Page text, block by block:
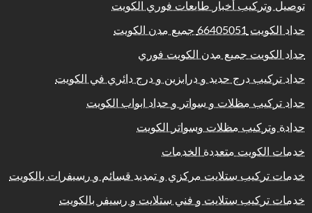
توصيل وتركيب أخبار طابعات فوري الكويت
حداد الكويت 66405051 جميع مدن الكويت
حداد الكويت جميع مدن الكويت فوري
حداد تركيب درج حديد و درابزين و درج دائري في الكويت
حداد تركيب مظلات و سواتر و حداد ابواب الكويت
حدادة وتركيب مظلات وسواتر الكويت
خدمات الكويت متعددة الخدمات
خدمات تركيب ستلايت مركزي و تمديد قسائم و رسيفرات بالكويت
خدمات تركيب ستلايت و فني ستلايت و رسيفر بالكويت